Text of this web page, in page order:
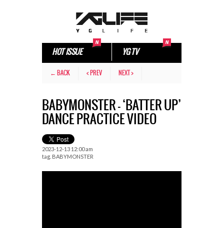
HOT ISSUE YG TV
← BACK < PREV NEXT >
BABYMONSTER – ‘BATTER UP’
DANCE PRACTICE VIDEO
2023-12-13 12:00 am
tag. BABYMONSTER